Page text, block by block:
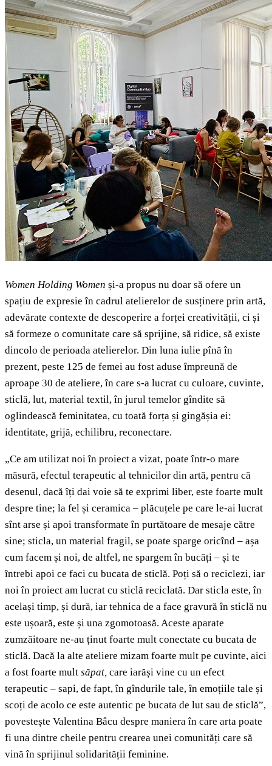
Women Holding Women și-a propus nu doar să ofere un
spațiu de expresie în cadrul atelierelor de susținere prin artă,
adevărate contexte de descoperire a forței creativității, ci și
să formeze o comunitate care să sprijine, să ridice, să existe
dincolo de perioada atelierelor. Din luna iulie pînă în
prezent, peste 125 de femei au fost aduse împreună de
aproape 30 de ateliere, în care s-a lucrat cu culoare, cuvinte,
sticlă, lut, material textil, în jurul temelor gîndite să
oglindească feminitatea, cu toată forța și gingășia ei:
identitate, grijă, echilibru, reconectare.
„Ce am utilizat noi în proiect a vizat, poate într-o mare
măsură, efectul terapeutic al tehnicilor din artă, pentru că
desenul, dacă îți dai voie să te exprimi liber, este foarte mult
despre tine; la fel și ceramica – plăcuțele pe care le-ai lucrat
sînt arse și apoi transformate în purtătoare de mesaje către
sine; sticla, un material fragil, se poate sparge oricînd – așa
cum facem și noi, de altfel, ne spargem în bucăți – și te
întrebi apoi ce faci cu bucata de sticlă. Poți să o reciclezi, iar
noi în proiect am lucrat cu sticlă reciclată. Dar sticla este, în
același timp, și dură, iar tehnica de a face gravură în sticlă nu
este ușoară, este și una zgomotoasă. Aceste aparate
zumzăitoare ne-au ținut foarte mult conectate cu bucata de
sticlă. Dacă la alte ateliere mizam foarte mult pe cuvinte, aici
a fost foarte mult săpat, care iarăși vine cu un efect
terapeutic – sapi, de fapt, în gîndurile tale, în emoțiile tale și
scoți de acolo ce este autentic pe bucata de lut sau de sticlă”,
povestește Valentina Bâcu despre maniera în care arta poate
fi una dintre cheile pentru crearea unei comunități care să
vină în sprijinul solidarității feminine.